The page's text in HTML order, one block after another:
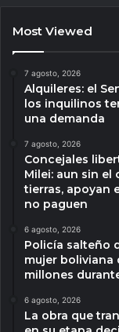
Most Viewed
7 agosto, 2026
Alquileres: el
los inquilinos
una demanda
7 agosto, 2026
Concejales
Milei: aun sin
tierras, apoyan
no paguen
6 agosto, 2026
Policía salteño
mujer boliviana
millones
6 agosto, 2026
La obra que